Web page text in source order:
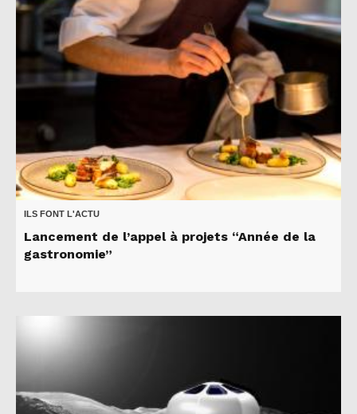
ILS FONT L'ACTU
Lancement de l’appel à projets “Année de la
gastronomie”